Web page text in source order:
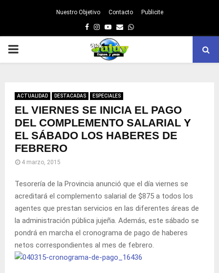
Nuestro Objetivo Contacto Publicite
Facebook
Instagram
Youtube
EmailWhatsapp
PRIMARY
ACTUALIDAD DESTACADAS ESPECIALES
EL VIERNES SE INICIA EL PAGO
DEL COMPLEMENTO SALARIAL Y
EL SÁBADO LOS HABERES DE
FEBRERO
4 marzo, 2015
Tesorería de la Provincia anunció que el día viernes se
acreditará el complemento salarial de $875 a todos los
agentes que prestan servicios en las diferentes áreas de
la administración pública jujeña. Además, este sábado se
pondrá en marcha el cronograma de pago de haberes
netos correspondientes al mes de febrero.